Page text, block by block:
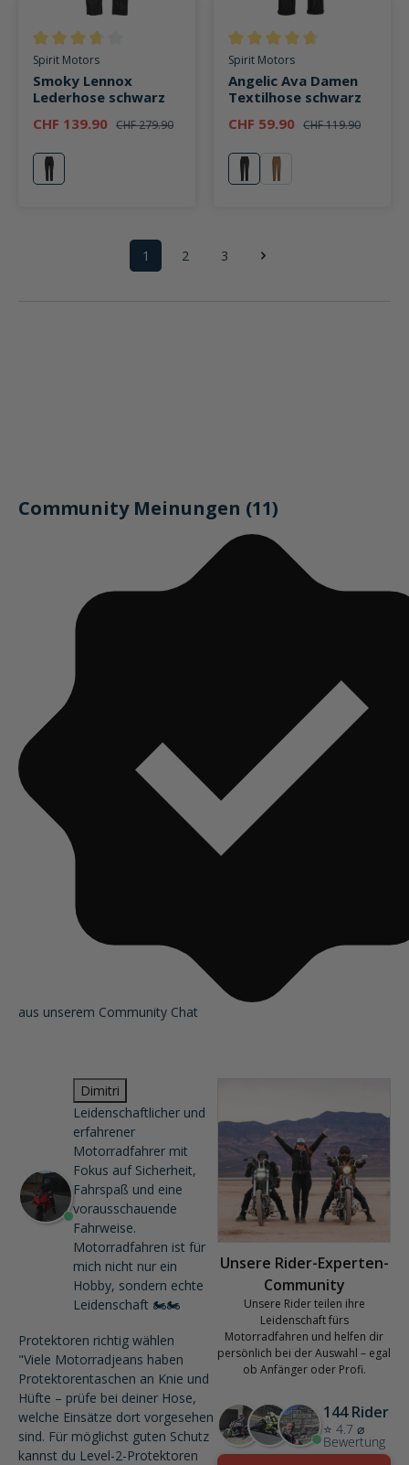
Durchschnittliche Bewertung von 3.6 von 5 Sternen
Spirit Motors
Smoky Lennox
Lederhose schwarz
CHF 139.90 CHF 279.90
schwarz
Durchschnittliche Bewertung
Spirit Motors
Angelic Ava Damen
Textilhose schwarz
CHF 59.90 CHF 119.90
schwarz
sand
Seite
1 Seite
2 Seite
3
Community Meinungen (11)
aus unserem Community Chat
Dimitri
Leidenschaftlicher und
erfahrener
Motorradfahrer mit
Fokus auf Sicherheit,
Fahrspaß und eine
vorausschauende
Fahrweise.
Motorradfahren ist für
mich nicht nur ein
Hobby, sondern echte
Leidenschaft 🏍️🏍️
Protektoren richtig wählen
"Viele Motorradjeans haben
Protektorentaschen an Knie und
Hüfte – prüfe bei deiner Hose,
welche Einsätze dort vorgesehen
sind. Für möglichst guten Schutz
kannst du Level-2-Protektoren
Unsere Rider-Experten-
Community
Unsere Rider teilen ihre
Leidenschaft fürs
Motorradfahren und helfen dir
persönlich bei der Auswahl – egal
ob Anfänger oder Profi.
144 Rider
⭐ 4.7 ⌀
Bewertung